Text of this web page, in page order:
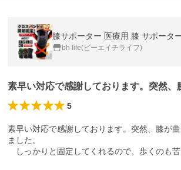
膝サポーター 医療用 膝 サポータ
bh life(ビーエイチライフ)
素早い対応で感謝しております。突然
5
素早い対応で感謝しております。突然、膝が
ました。